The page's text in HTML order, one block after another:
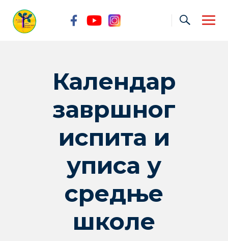
content
Календар
завршног
испита и
уписа у
средње
школе